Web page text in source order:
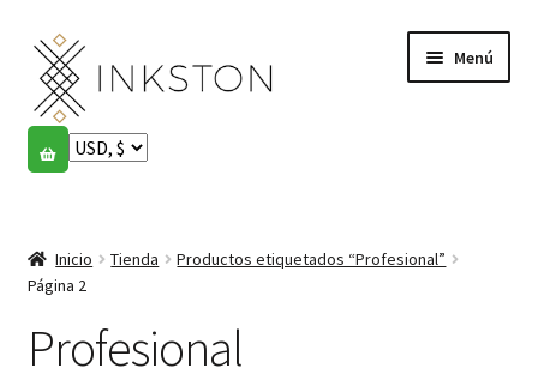
Ir
la
navegación
Ir
al
contenido
Menú
Tienda
English
Español
Inicio Tienda
Productos etiquetados “Profesional”
Página 2
Profesional